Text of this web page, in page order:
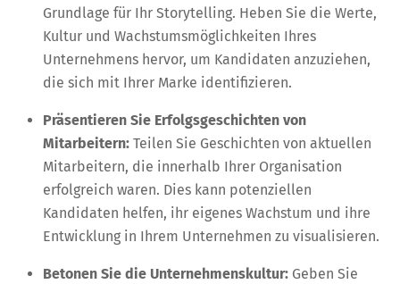
Grundlage für Ihr Storytelling. Heben Sie die Werte,
Kultur und Wachstumsmöglichkeiten Ihres
Unternehmens hervor, um Kandidaten anzuziehen,
die sich mit Ihrer Marke identifizieren.
Präsentieren Sie Erfolgsgeschichten von
Mitarbeitern: Teilen Sie Geschichten von aktuellen
Mitarbeitern, die innerhalb Ihrer Organisation
erfolgreich waren. Dies kann potenziellen
Kandidaten helfen, ihr eigenes Wachstum und ihre
Entwicklung in Ihrem Unternehmen zu visualisieren.
Betonen Sie die Unternehmenskultur: Geben Sie